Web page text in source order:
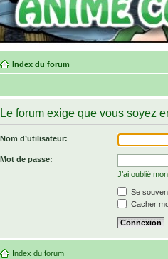
Index du forum
Le forum exige que vous soyez
Nom d’utilisateur:
Mot de passe:
J’ai oublié
Se
Cacher
Index du forum